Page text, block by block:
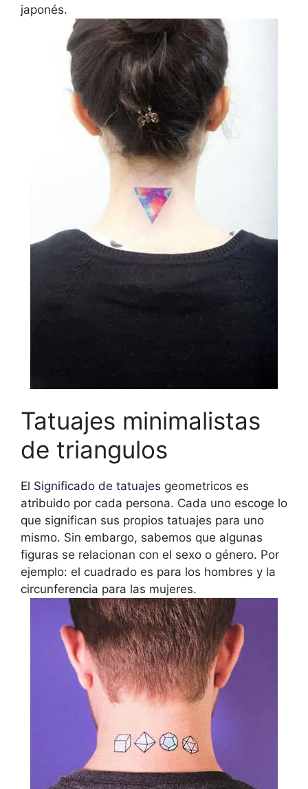
japonés.
Tatuajes minimalistas
de triangulos
El Significado de tatuajes geometricos es
atribuido por cada persona. Cada uno escoge lo
que significan sus propios tatuajes para uno
mismo. Sin embargo, sabemos que algunas
figuras se relacionan con el sexo o género. Por
ejemplo: el cuadrado es para los hombres y la
circunferencia para las mujeres.